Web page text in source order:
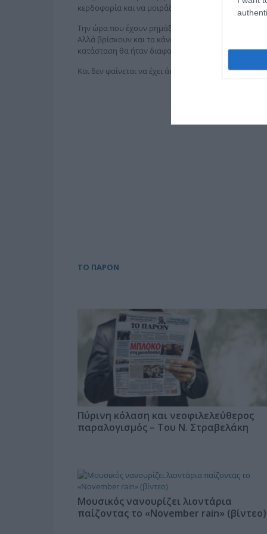
κερδοφορία και να μοιράζονται τα στελέχη τους τα
Την ώρα που έχουν ρημάξει τον κόσμο και δεν του
Αλλά βρίσκουν και τα κάνουν. Αν υπήρχε σοβαρό
κατάσταση θα ήταν διαφορετική. Επειδή, όμως, δεν
Και δεν φαίνεται να έχει άκρη αυτό το τούνελ στο
ΤΟ ΠΑΡΟΝ
Πύρινη κόλαση και νεοφιλελεύθερος
παραλογισμός – Του Ν. Στραβελάκη
Μουσικός νανουρίζει λιοντάρια
παίζοντας το «November rain» (βίντεο)